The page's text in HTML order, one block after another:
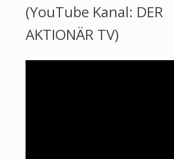
(YouTube Kanal: DER
AKTIONÄR TV)